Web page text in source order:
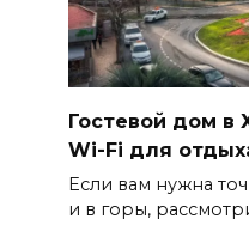
Гостевой дом в
Wi-Fi для
Если вам нужна
и в горы,